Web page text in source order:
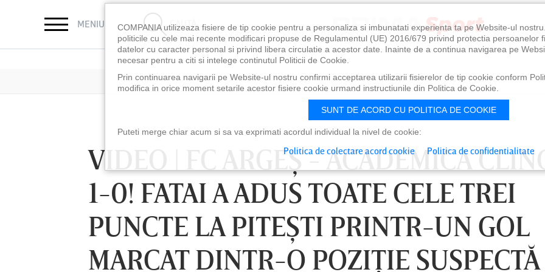
MENIU CAUTĂ
VIDEO | FC ARGEŞ - ACADEMICA
1-0! FATAI A ADUS TOATE CELE TREI
PUNCTE LA PITEŞTI PRINTR-UN GOL
MARCAT DINTR-O POZIŢIE
SÂMBĂTĂ 08 AUG, 18:30 SÂMBĂTĂ 08 AUG, 21:30 DUMINICĂ 09 AUG, 18:30
COMPANIA utilizeaza fisiere de tip cookie pentru a personaliza si imbunatati experienta ta pe Website-ul
politicile cu cele mai recente modificari propuse de Regulamentul (UE) 2016/679 privind protectia persoanelor
datelor cu caracter personal si privind libera circulatie a acestor date. Inainte de a continua navigarea pe
necesar pentru a citi si intelege continutul Politicii de Cookie.
Prin continuarea navigarii pe Website-ul nostru confirmi acceptarea utilizarii fisierelor de tip cookie conform
modifica in orice moment setarile acestor fisiere cookie urmand instructiunile din Politica de Cookie.
SUNT DE ACORD CU POLITICA DE COOKIE
Puteti merge chiar acum si sa va exprimati acordul individual la nivel de cookie:
Politica de colectare acord cookie Politica de confidentialitate